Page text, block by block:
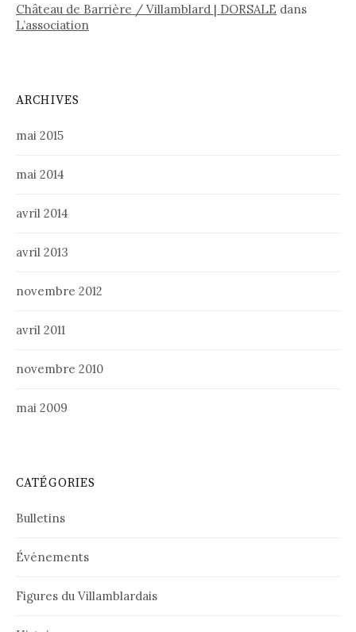
Château de Barrière / Villamblard | DORSALE dans
L’association
ARCHIVES
mai 2015
mai 2014
avril 2014
avril 2013
novembre 2012
avril 2011
novembre 2010
mai 2009
CATÉGORIES
Bulletins
Événements
Figures du Villamblardais